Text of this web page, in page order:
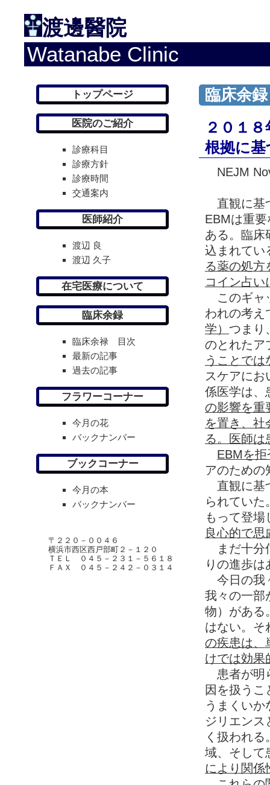
渡邊醫院
Watanabe Clinic
トップページ
医院のご紹介
診療科目
診療方針
診療時間
交通案内
医師紹介
渡辺 良
渡辺 久子
在宅医療について
臨床余録
臨床余禄 目次
最新の記事
過去の記事
フラワーコーナー
今月の花
バックナンバー
ブックコーナー
今月の本
バックナンバー
〒２２０－００４６
横浜市西区西戸部町２－１２０
ＴＥＬ ０４５－２３１－５６１８
ＦＡＸ ０４５－２４２－０３１４
臨床余録
２０１
根拠に
NEJM
直観に基
EBMは重
ある。臨床
込まれてい
る薬の処方
コイン占い
このギャ
われの考え
学） つまり
のとれたア
うことで
スケアにお
係医学は、
の影響を重
を置き、社
る。医師は
EBMを
アのための
直観に基
られてい
もって登場
良心的で
まだ十分
りの進歩
今日の我
我々の一部
物）がある
はない。そ
の疾患は、
けでは効果
患者が明
因を扱う
うまくい
ジリエンス
く扱われ
域、そして
により関係